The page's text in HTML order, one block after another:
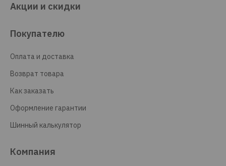
Акции и скидки
Покупателю
Оплата и доставка
Возврат товара
Как заказать
Оформление гарантии
Шинный калькулятор
Компания